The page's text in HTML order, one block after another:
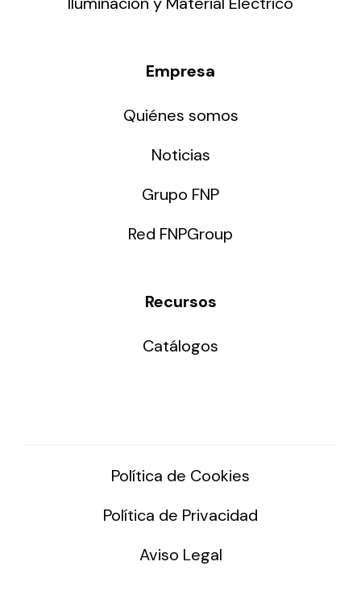
Empresa
Quiénes somos
Noticias
Grupo FNP
Red FNPGroup
Recursos
Catálogos
Política de Cookies
Política de Privacidad
Aviso Legal